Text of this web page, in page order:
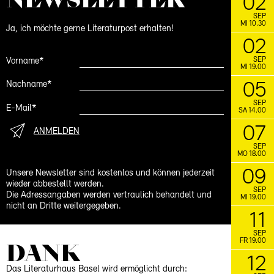
SCHREIBLUST
Schreibwerkstatt mit
INSTAGRAM
Ja, ich möchte gerne Literaturpost erhalten!
Vorname*
Nachname*
E-Mail*
ANMELDEN
Unsere Newsletter sind kostenlos und können jederzeit
wieder abbestellt werden.
Die Adressangaben werden vertraulich behandelt und
nicht an Dritte weitergegeben.
DANK
Das Literaturhaus Basel wird ermöglicht durch:
SEP
MI 10.30
02
SEP
MI 19.00
05
SEP
SA 14.00
07
SEP
MO 18.00
09
SEP
MI 19.00
11
SEP
FR 19.00
12